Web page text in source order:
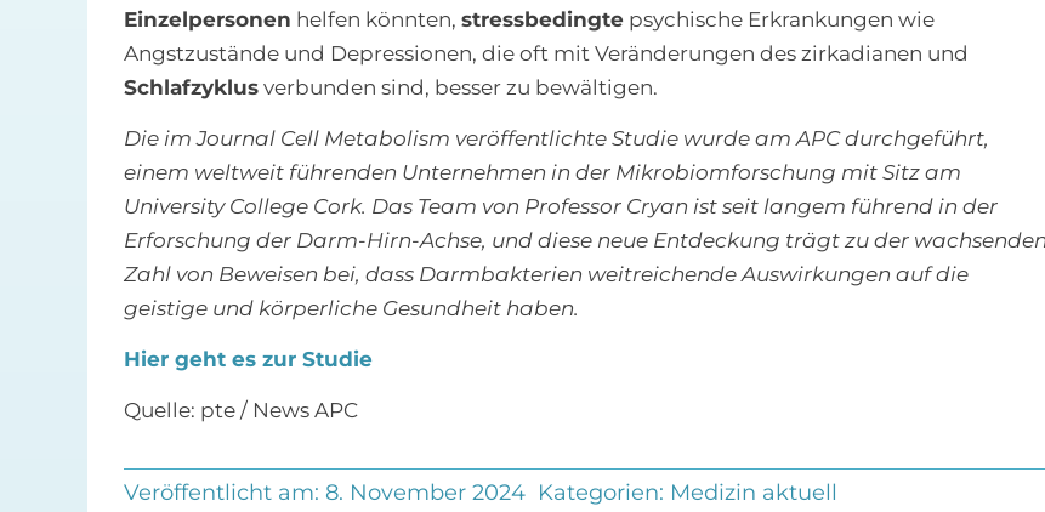
Einzelpersonen helfen könnten, stressbedingtepsychische Erkrankungen wie
Angstzustände und Depressionen, die oft mit Veränderungen des zirkadianen und
Schlafzyklusverbunden sind, besser zu bewältigen.
Die im Journal Cell Metabolism veröffentlichte Studie wurde am APC durchgeführt,
einem weltweit führenden Unternehmen in der Mikrobiomforschung mit Sitz am
University College Cork. Das Team von Professor Cryan ist seit langem führend in der
Erforschung der Darm-Hirn-Achse, und diese neue Entdeckung trägt zu der wachsenden
Zahl von Beweisen bei, dass Darmbakterien weitreichende Auswirkungen auf die
geistige und körperliche Gesundheit haben.
Hier geht es zur Studie
Quelle: pte / News APC
Veröffentlicht am: 8. November 2024 Kategorien: Medizin aktuell